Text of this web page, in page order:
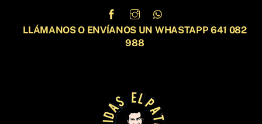
content
LLÁMANOS O ENVÍANOS UN WHASTAPP 641 082
988